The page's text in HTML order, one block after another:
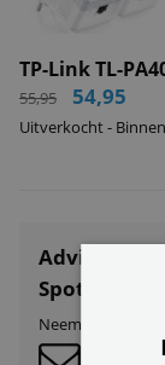
TP-Link TL-
55,95 54,95
Uitverkocht -
Advies
Spotlight
Neem contact